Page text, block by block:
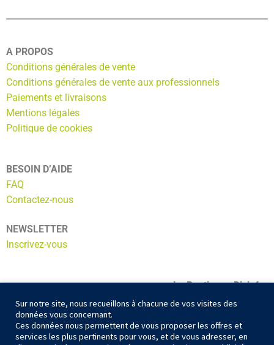
A PROPOS
Conditions générales de vente
Conditions générales de vente aux professionnels
Paiements et livraisons
Mentions légales
Politique de cookies
BESOIN D’AIDE
FAQ
Contactez-nous
NEWSLETTER
Inscrivez-vous
La Boutic par Dixinfor
ADN ECOSERVICES
10300 Sainte Savine
Sur notre site, nous recueillons à chacune de vos visites des
données vous concernant.
Ces données nous permettent de vous proposer les offres et
services les plus pertinents pour vous, et de vous adresser, en